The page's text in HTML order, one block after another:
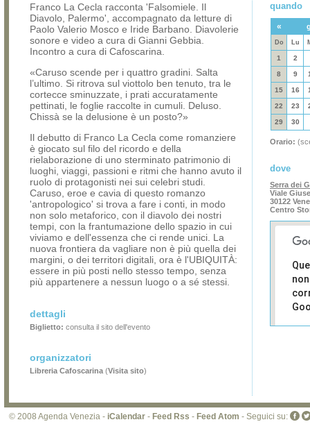
Franco La Cecla racconta 'Falsomiele. Il
Diavolo, Palermo', accompagnato da letture di
Paolo Valerio Mosco e Iride Barbano. Diavolerie
sonore e video a cura di Gianni Gebbia.
Incontro a cura di Cafoscarina.
«Caruso scende per i quattro gradini. Salta
l’ultimo. Si ritrova sul viottolo ben tenuto, tra le
cortecce sminuzzate, i prati accuratamente
pettinati, le foglie raccolte in cumuli. Deluso.
Chissà se la delusione è un posto?»
Il debutto di Franco La Cecla come romanziere
è giocato sul filo del ricordo e della
rielaborazione di uno sterminato patrimonio di
luoghi, viaggi, passioni e ritmi che hanno avuto il
ruolo di protagonisti nei sui celebri studi.
Caruso, eroe e cavia di questo romanzo
'antropologico' si trova a fare i conti, in modo
non solo metaforico, con il diavolo dei nostri
tempi, con la frantumazione dello spazio in cui
viviamo e dell'essenza che ci rende unici. La
nuova frontiera da vagliare non è più quella dei
margini, o dei territori digitali, ora è l'UBIQUITÀ:
essere in più posti nello stesso tempo, senza
più appartenere a nessun luogo o a sé stessi.
dettagli
Biglietto: consulta il sito dell'evento
organizzatori
Libreria Cafoscarina (Visita sito)
quando
«
Do Lu
1 2
8 9
15 16
22 23
29 30
Orario:
dove
Serra dei
Viale
30122
Centro
© 2008 Agenda Venezia - iCalendar - Feed Rss - Feed Atom - Seguici su: